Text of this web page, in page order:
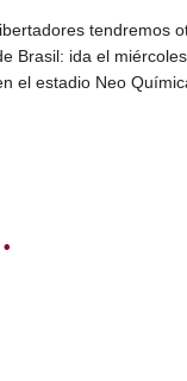
tendremos
Brasil: ida el
el estadio Neo